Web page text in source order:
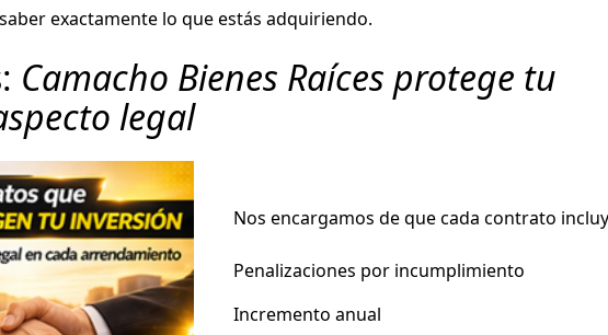
exactamente lo que estás adquiriendo.
Camacho Bienes Raíces protege tu
legal
Nos encargamos de que cada contrato
Penalizaciones por incumplimiento
Incremento anual